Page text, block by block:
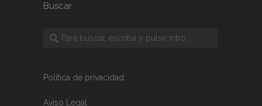
Buscar
Política de privacidad
Aviso Legal